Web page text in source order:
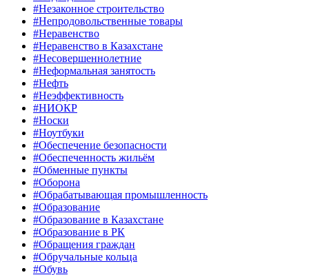
#Незаконное строительство
#Непродовольственные товары
#Неравенство
#Неравенство в Казахстане
#Несовершеннолетние
#Неформальная занятость
#Нефть
#Неэффективность
#НИОКР
#Носки
#Ноутбуки
#Обеспечение безопасности
#Обеспеченность жильём
#Обменные пункты
#Оборона
#Обрабатывающая промышленность
#Образование
#Образование в Казахстане
#Образование в РК
#Обращения граждан
#Обручальные кольца
#Обувь